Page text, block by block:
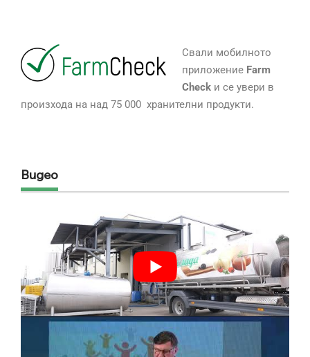
Свали мобилното
приложение Farm
Checkи се увери в
произхода на над 75 000 хранителни продукти.
Видео